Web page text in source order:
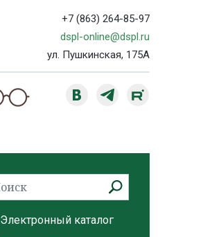
+7 (863) 264-85-97
dspl-online@dspl.ru
ул. Пушкинская, 175А
Электронный каталог